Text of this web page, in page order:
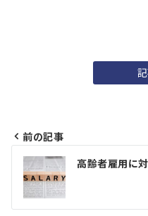
投
稿
ナ
前の記事
高齢者雇用に